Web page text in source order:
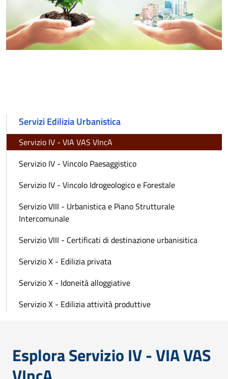
Servizi Edilizia Urbanistica
Servizio IV - VIA VAS VIncA
Servizio IV - Vincolo Paesaggistico
Servizio IV - Vincolo Idrogeologico e Forestale
Servizio VIII - Urbanistica e Piano Strutturale
Intercomunale
Servizio VIII - Certificati di destinazione urbanisitica
Servizio X - Edilizia privata
Servizio X - Idoneità alloggiative
Servizio X - Edilizia attività produttive
Esplora Servizio IV - VIA VAS